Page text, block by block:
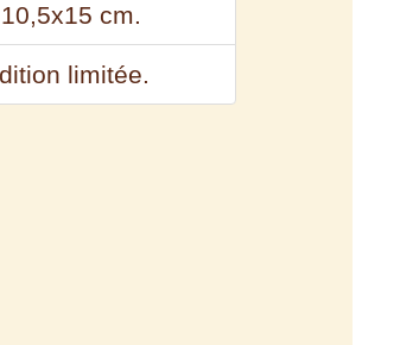
cm.
limitée.